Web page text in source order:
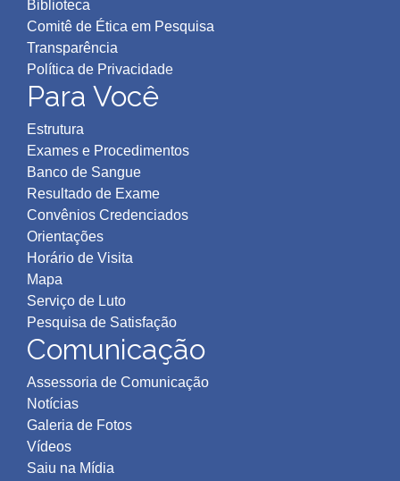
Biblioteca
Comitê de Ética em Pesquisa
Transparência
Política de Privacidade
Para Você
Estrutura
Exames e Procedimentos
Banco de Sangue
Resultado de Exame
Convênios Credenciados
Orientações
Horário de Visita
Mapa
Serviço de Luto
Pesquisa de Satisfação
Comunicação
Assessoria de Comunicação
Notícias
Galeria de Fotos
Vídeos
Saiu na Mídia